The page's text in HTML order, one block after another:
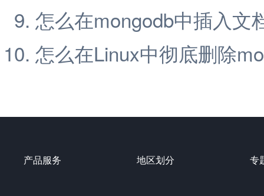
怎么在mongodb中插入文
怎么在Linux中彻底删除
产品服务 地区划分 专